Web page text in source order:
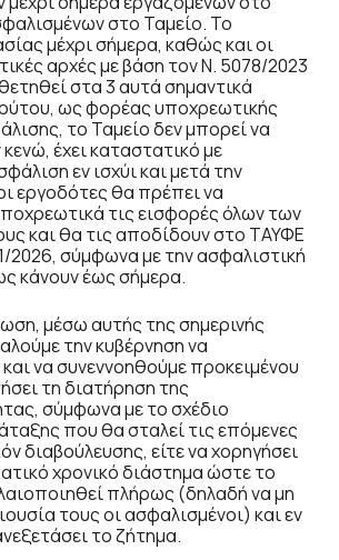
στο Ταμείο. Το
μέχρι σήμερα, καθώς και οι
αρχές με βάση τον Ν. 5078/2023
στα 3 αυτά σημαντικά
ως φορέας υποχρεωτικής
το Ταμείο δεν μπορεί να
κενώ, έχει καταστατικό με
εν ισχύι και μετά την
εργοδότες θα πρέπει να
τις εισφορές όλων των
και θα τις αποδίδουν στο ΤΑΥΦΕ
2026, σύμφωνα με την ασφαλιστική
κάνουν έως σήμερα.
μέσω αυτής της σημερινής
την κυβέρνηση να
να συνεννοηθούμε προκειμένου
τη διατήρηση της
σύμφωνα με το σχέδιο
που θα σταλεί τις επόμενες
διαβούλευσης, είτε να χορηγήσει
χρονικό διάστημα ώστε το
πλήρως (δηλαδή να μη
τους οι ασφαλισμένοι) και εν
το ζήτημα.